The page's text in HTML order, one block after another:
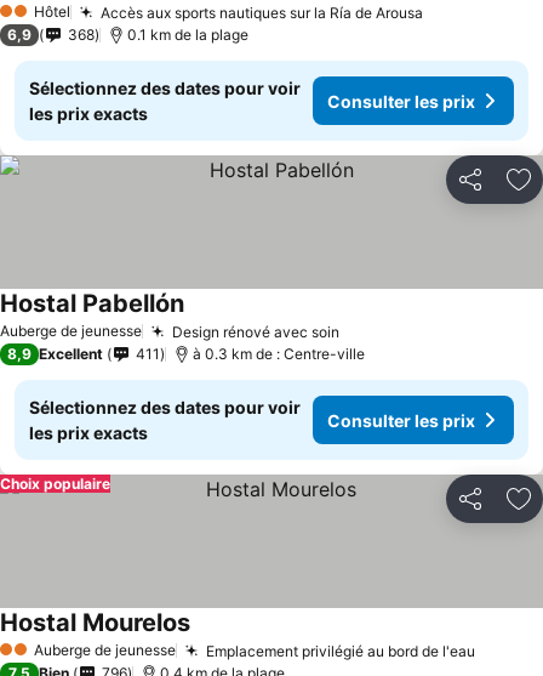
2 Étoiles
Hôtel Accès aux sports nautiques sur la Ría de Arousa
6,9 368 0.1 km de la plage
Sélectionnez des dates pour voir
les prix exacts
Consulter les prix
Partager
Auberge de jeunesse Design rénové avec soin
Hostal PabellónConsulter les prix
8,9 Excellent 411 à 0.3 km de : Centre-ville
Sélectionnez des dates pour voir
les prix exacts
Consulter les prix
Partager
Choix populaire
2 ÉtoilesAuberge de jeunesse Emplacement privilégié au bord de l'eau
Hostal MourelosConsulter les prix